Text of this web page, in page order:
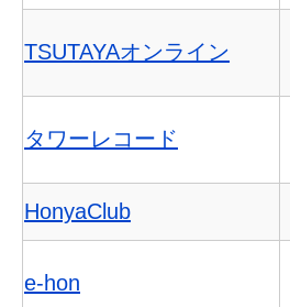
TSUTAYAオンライン
タワーレコード
HonyaClub
e-hon